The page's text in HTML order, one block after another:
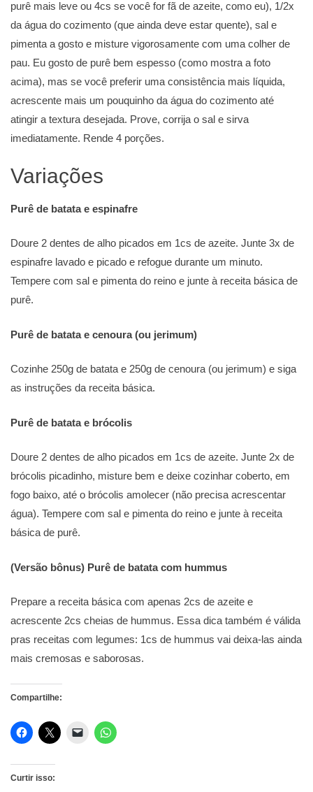
purê mais leve ou 4cs se você for fã de azeite, como eu), 1/2x
da água do cozimento (que ainda deve estar quente), sal e
pimenta a gosto e misture vigorosamente com uma colher de
pau. Eu gosto de purê bem espesso (como mostra a foto
acima), mas se você preferir uma consistência mais líquida,
acrescente mais um pouquinho da água do cozimento até
atingir a textura desejada. Prove, corrija o sal e sirva
imediatamente. Rende 4 porções.
Variações
Purê de batata e espinafre
Doure 2 dentes de alho picados em 1cs de azeite. Junte 3x de
espinafre lavado e picado e refogue durante um minuto.
Tempere com sal e pimenta do reino e junte à receita básica de
purê.
Purê de batata e cenoura (ou jerimum)
Cozinhe 250g de batata e 250g de cenoura (ou jerimum) e siga
as instruções da receita básica.
Purê de batata e brócolis
Doure 2 dentes de alho picados em 1cs de azeite. Junte 2x de
brócolis picadinho, misture bem e deixe cozinhar coberto, em
fogo baixo, até o brócolis amolecer (não precisa acrescentar
água). Tempere com sal e pimenta do reino e junte à receita
básica de purê.
(Versão bônus) Purê de batata com hummus
Prepare a receita básica com apenas 2cs de azeite e
acrescente 2cs cheias de hummus. Essa dica também é válida
pras receitas com legumes: 1cs de hummus vai deixa-las ainda
mais cremosas e saborosas.
Compartilhe:
Curtir isso: